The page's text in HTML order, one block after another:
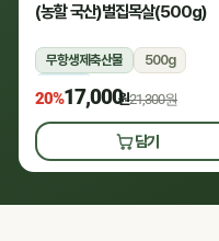
(농할 국산)벌집목살(500g)
무항생제축산물
500g
냉장
20%17,000원21,300원
담기